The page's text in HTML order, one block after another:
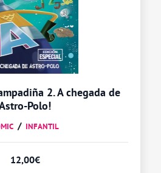
2. A chegada de
Polo!
INFANTIL
12,00€